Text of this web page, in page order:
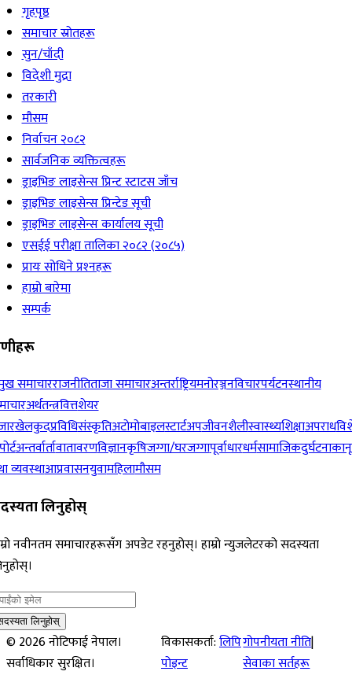
गृहपृष्ठ
समाचार स्रोतहरू
सुन/चाँदी
विदेशी मुद्रा
तरकारी
मौसम
निर्वाचन २०८२
सार्वजनिक व्यक्तित्वहरू
ड्राइभिङ लाइसेन्स प्रिन्ट स्टाटस जाँच
ड्राइभिङ लाइसेन्स प्रिन्टेड सूची
ड्राइभिङ लाइसेन्स कार्यालय सूची
एसईई परीक्षा तालिका २०८२ (२०८५)
प्रायः सोधिने प्रश्‍नहरू
हाम्रो बारेमा
सम्पर्क
समाचारराजनीतिताजा समाचारअन्तर्राष्ट्रियमनोरञ्जनविचारपर्यटनस्थानीय
अर्थतन्त्रवित्तशेयर
खेलकुदप्रविधिसंस्कृतिअटोमोबाइलस्टार्टअपजीवनशैलीस्वास्थ्यशिक्षाअपराध
अन्तर्वार्तावातावरणविज्ञानकृषिजग्गा/घरजग्गापूर्वाधारधर्मसामाजिकदुर्घटना
व्यवस्थाआप्रवासनयुवामहिलामौसम
लिनुहोस्
नवीनतम समाचारहरूसँग अपडेट रहनुहोस्। हाम्रो न्युजलेटरको सदस्यता
लिनुहोस्
©2026नोटिफाई नेपाल।
सर्वाधिकार सुरक्षित।
विकासकर्ता:लिपि
पोइन्ट
गोपनीयता नीति|
सेवाका सर्तहरू